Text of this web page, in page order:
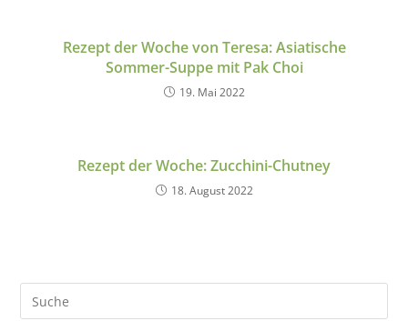
Rezept der Woche von Teresa: Asiatische
Sommer-Suppe mit Pak Choi
19. Mai 2022
Rezept der Woche: Zucchini-Chutney
18. August 2022